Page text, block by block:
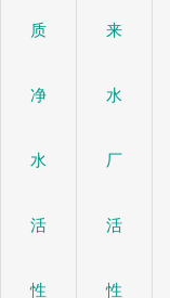
质
净
水
活
性
来
水
厂
活
性